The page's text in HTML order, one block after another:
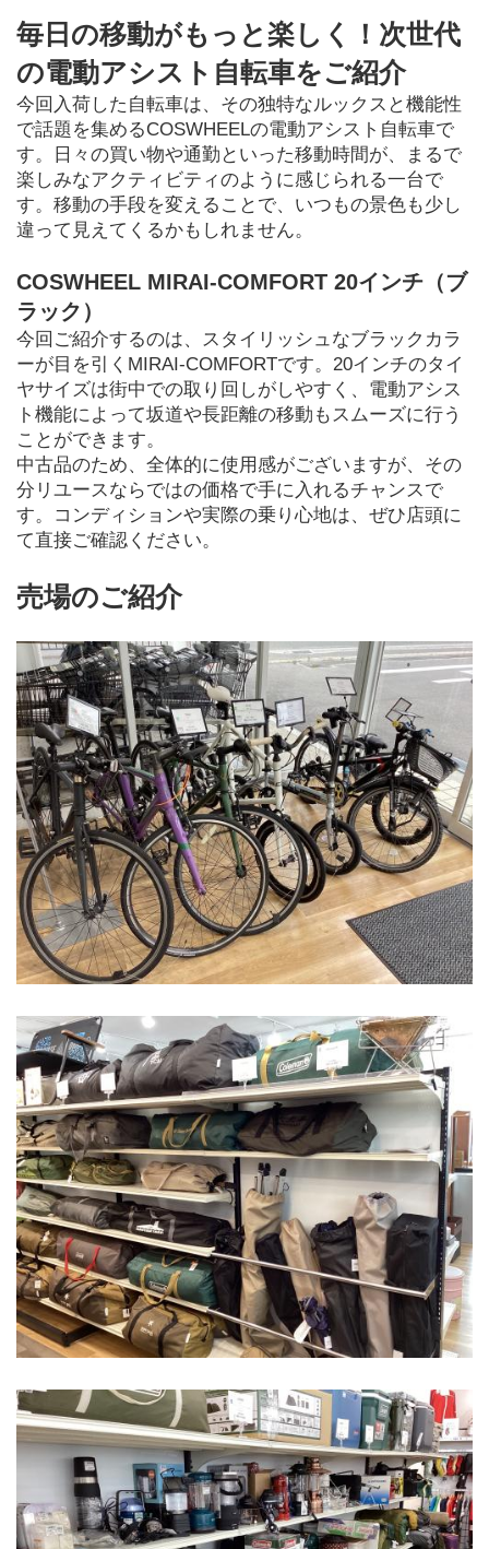
毎日の移動がもっと楽しく！次世代
の電動アシスト自転車をご紹介
今回入荷した自転車は、その独特なルックスと機能性
で話題を集めるCOSWHEELの電動アシスト自転車で
す。日々の買い物や通勤といった移動時間が、まるで
楽しみなアクティビティのように感じられる一台で
す。移動の手段を変えることで、いつもの景色も少し
違って見えてくるかもしれません。
COSWHEEL MIRAI-COMFORT 20インチ（ブ
ラック）
今回ご紹介するのは、スタイリッシュなブラックカラ
ーが目を引くMIRAI-COMFORTです。20インチのタイ
ヤサイズは街中での取り回しがしやすく、電動アシス
ト機能によって坂道や長距離の移動もスムーズに行う
ことができます。
中古品のため、全体的に使用感がございますが、その
分リユースならではの価格で手に入れるチャンスで
す。コンディションや実際の乗り心地は、ぜひ店頭に
て直接ご確認ください。
売場のご紹介